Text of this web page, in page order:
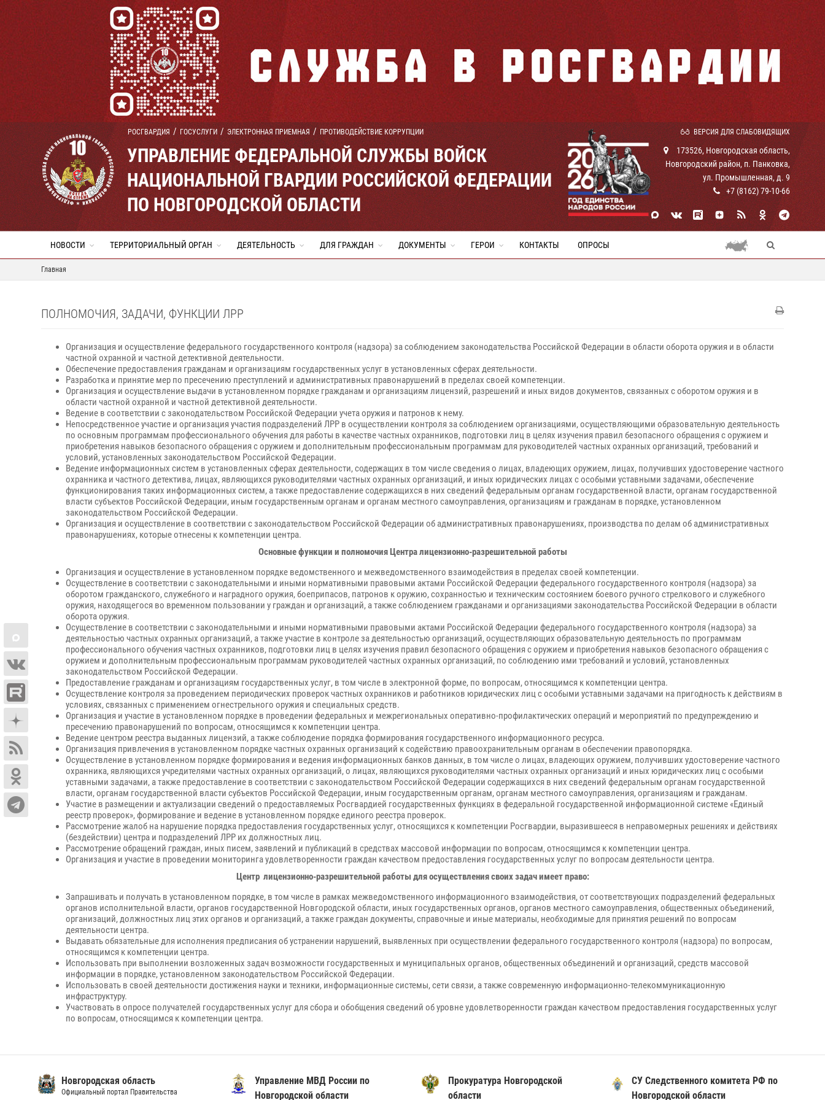
РОСГВАРДИЯ ГОСУСЛУГИ ЭЛЕКТРОННАЯ ПРИЕМНАЯ ПРОТИВОДЕЙСТВИЕ КОРРУПЦИИ ВЕРСИЯ ДЛЯ СЛАБОВИДЯЩИХ
УПРАВЛЕНИЕ ФЕДЕРАЛЬНОЙ СЛУЖБЫ ВОЙСК
НАЦИОНАЛЬНОЙ ГВАРДИИ РОССИЙСКОЙ ФЕДЕРАЦИИ
ПО НОВГОРОДСКОЙ ОБЛАСТИ
173526, Новгородская область,
Новгородский район, п. Панковка,
ул. Промышленная, д. 9
+7 (8162) 79-10-66
НОВОСТИ ТЕРРИТОРИАЛЬНЫЙ ОРГАН ДЕЯТЕЛЬНОСТЬ ДЛЯ ГРАЖДАН ДОКУМЕНТЫ ГЕРОИ КОНТАКТЫ ОПРОСЫ
Главная
ПОЛНОМОЧИЯ, ЗАДАЧИ, ФУНКЦИИ ЛРР
Организация и осуществление федерального государственного контроля (надзора) за соблюдением законодательства Российской Федерации в области оборота оружия и в области
частной охранной и частной детективной деятельности.
Обеспечение предоставления гражданам и организациям государственных услуг в установленных сферах деятельности.
Разработка и принятие мер по пресечению преступлений и административных правонарушений в пределах своей компетенции.
Организация и осуществление выдачи в установленном порядке гражданам и организациям лицензий, разрешений и иных видов документов, связанных с оборотом оружия и в
области частной охранной и частной детективной деятельности.
Ведение в соответствии с законодательством Российской Федерации учета оружия и патронов к нему.
Непосредственное участие и организация участия подразделений ЛРР в осуществлении контроля за соблюдением организациями, осуществляющими образовательную деятельность
по основным программам профессионального обучения для работы в качестве частных охранников, подготовки лиц в целях изучения правил безопасного обращения с оружием и
приобретения навыков безопасного обращения с оружием и дополнительным профессиональным программам для руководителей частных охранных организаций, требований и
условий, установленных законодательством Российской Федерации.
Ведение информационных систем в установленных сферах деятельности, содержащих в том числе сведения о лицах, владеющих оружием, лицах, получивших удостоверение частного
охранника и частного детектива, лицах, являющихся руководителями частных охранных организаций, и иных юридических лицах с особыми уставными задачами, обеспечение
функционирования таких информационных систем, а также предоставление содержащихся в них сведений федеральным органам государственной власти, органам государственной
власти субъектов Российской Федерации, иным государственным органам и органам местного самоуправления, организациям и гражданам в порядке, установленном
законодательством Российской Федерации.
Организация и осуществление в соответствии с законодательством Российской Федерации об административных правонарушениях, производства по делам об административных
правонарушениях, которые отнесены к компетенции центра.
Основные функции и полномочия Центра лицензионно-разрешительной работы
Организация и осуществление в установленном порядке ведомственного и межведомственного взаимодействия в пределах своей компетенции.
Осуществление в соответствии с законодательными и иными нормативными правовыми актами Российской Федерации федерального государственного контроля (надзора) за
оборотом гражданского, служебного и наградного оружия, боеприпасов, патронов к оружию, сохранностью и техническим состоянием боевого ручного стрелкового и служебного
оружия, находящегося во временном пользовании у граждан и организаций, а также соблюдением гражданами и организациями законодательства Российской Федерации в области
оборота оружия.
Осуществление в соответствии с законодательными и иными нормативными правовыми актами Российской Федерации федерального государственного контроля (надзора) за
деятельностью частных охранных организаций, а также участие в контроле за деятельностью организаций, осуществляющих образовательную деятельность по программам
профессионального обучения частных охранников, подготовки лиц в целях изучения правил безопасного обращения с оружием и приобретения навыков безопасного обращения с
оружием и дополнительным профессиональным программам руководителей частных охранных организаций, по соблюдению ими требований и условий, установленных
законодательством Российской Федерации.
Предоставление гражданам и организациям государственных услуг, в том числе в электронной форме, по вопросам, относящимся к компетенции центра.
Осуществление контроля за проведением периодических проверок частных охранников и работников юридических лиц с особыми уставными задачами на пригодность к действиям в
условиях, связанных с применением огнестрельного оружия и специальных средств.
Организация и участие в установленном порядке в проведении федеральных и межрегиональных оперативно-профилактических операций и мероприятий по предупреждению и
пресечению правонарушений по вопросам, относящимся к компетенции центра.
Ведение центром реестра выданных лицензий, а также соблюдение порядка формирования государственного информационного ресурса.
Организация привлечения в установленном порядке частных охранных организаций к содействию правоохранительным органам в обеспечении правопорядка.
Осуществление в установленном порядке формирования и ведения информационных банков данных, в том числе о лицах, владеющих оружием, получивших удостоверение частного
охранника, являющихся учредителями частных охранных организаций, о лицах, являющихся руководителями частных охранных организаций и иных юридических лиц с особыми
уставными задачами, а также предоставление в соответствии с законодательством Российской Федерации содержащихся в них сведений федеральным органам государственной
власти, органам государственной власти субъектов Российской Федерации, иным государственным органам, органам местного самоуправления, организациям и гражданам.
Участие в размещении и актуализации сведений о предоставляемых Росгвардией государственных функциях в федеральной государственной информационной системе «Единый
реестр проверок», формирование и ведение в установленном порядке единого реестра проверок.
Рассмотрение жалоб на нарушение порядка предоставления государственных услуг, относящихся к компетенции Росгвардии, выразившееся в неправомерных решениях и действиях
(бездействии) центра и подразделений ЛРР их должностных лиц.
Рассмотрение обращений граждан, иных писем, заявлений и публикаций в средствах массовой информации по вопросам, относящимся к компетенции центра.
Организация и участие в проведении мониторинга удовлетворенности граждан качеством предоставления государственных услуг по вопросам деятельности центра.
Центр лицензионно-разрешительной работы для осуществления своих задач имеет право:
Запрашивать и получать в установленном порядке, в том числе в рамках межведомственного информационного взаимодействия, от соответствующих подразделений федеральных
органов исполнительной власти, органов государственной Новгородской области, иных государственных органов, органов местного самоуправления, общественных объединений,
организаций, должностных лиц этих органов и организаций, а также граждан документы, справочные и иные материалы, необходимые для принятия решений по вопросам
деятельности центра.
Выдавать обязательные для исполнения предписания об устранении нарушений, выявленных при осуществлении федерального государственного контроля (надзора) по вопросам,
относящимся к компетенции центра.
Использовать при выполнении возложенных задач возможности государственных и муниципальных органов, общественных объединений и организаций, средств массовой
информации в порядке, установленном законодательством Российской Федерации.
Использовать в своей деятельности достижения науки и техники, информационные системы, сети связи, а также современную информационно-телекоммуникационную
инфраструктуру.
Участвовать в опросе получателей государственных услуг для сбора и обобщения сведений об уровне удовлетворенности граждан качеством предоставления государственных услуг
по вопросам, относящимся к компетенции центра.
Новгородская область
Официальный портал Правительства
Управление МВД России по
Новгородской области
Прокуратура Новгородской
области
СУ Следственного комитета РФ по
Новгородской области